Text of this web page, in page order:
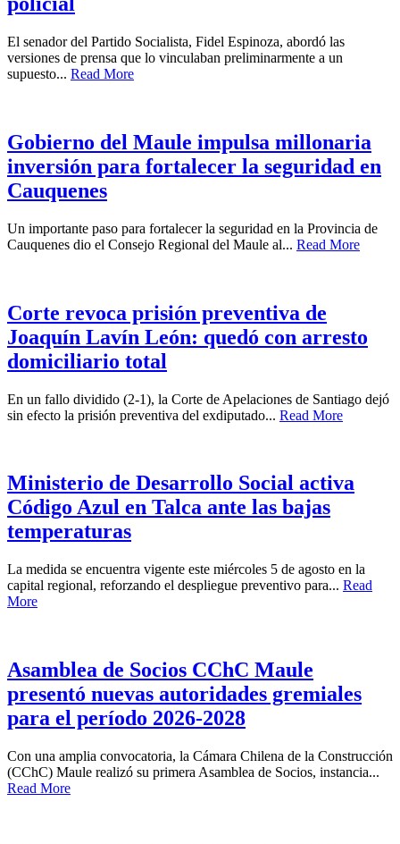
El senador del Partido Socialista, Fidel Espinoza, abordó las
versiones de prensa que lo vinculaban preliminarmente a un
supuesto... Read More
Gobierno del Maule impulsa millonaria
inversión para fortalecer la seguridad en
Cauquenes
Un importante paso para fortalecer la seguridad en la Provincia de
Cauquenes dio el Consejo Regional del Maule al... Read More
Corte revoca prisión preventiva de
Joaquín Lavín León: quedó con arresto
domiciliario total
En un fallo dividido (2-1), la Corte de Apelaciones de Santiago dejó
sin efecto la prisión preventiva del exdiputado... Read More
Ministerio de Desarrollo Social activa
Código Azul en Talca ante las bajas
temperaturas
La medida se encuentra vigente este miércoles 5 de agosto en la
capital regional, reforzando el despliegue preventivo para... Read
More
Asamblea de Socios CChC Maule
presentó nuevas autoridades gremiales
para el período 2026-2028
Con una amplia convocatoria, la Cámara Chilena de la Construcción
(CChC) Maule realizó su primera Asamblea de Socios, instancia...
Read More